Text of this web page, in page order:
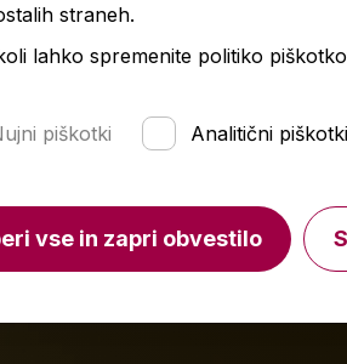
25,00 €
straneh.
lahko spremenite politiko
piškotki Analitični piškotki
vse in zapri obvestilo